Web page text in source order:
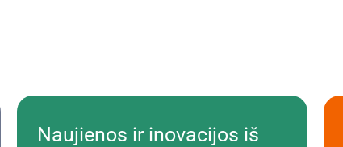
Naujienos ir inovacijos iš